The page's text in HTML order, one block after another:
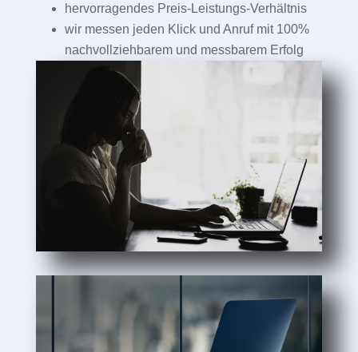
hervorragendes Preis-Leistungs-Verhältnis
wir messen jeden Klick und Anruf mit 100%
nachvollziehbarem und messbarem Erfolg